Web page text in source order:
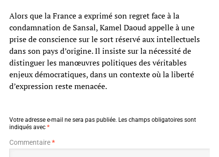
Alors que la France a exprimé son regret face à la
condamnation de Sansal, Kamel Daoud appelle à une
prise de conscience sur le sort réservé aux intellectuels
dans son pays d’origine. Il insiste sur la nécessité de
distinguer les manœuvres politiques des véritables
enjeux démocratiques, dans un contexte où la liberté
d’expression reste menacée.
Votre adresse e-mail ne sera pas publiée. Les champs obligatoires sont
indiqués avec *
Commentaire*